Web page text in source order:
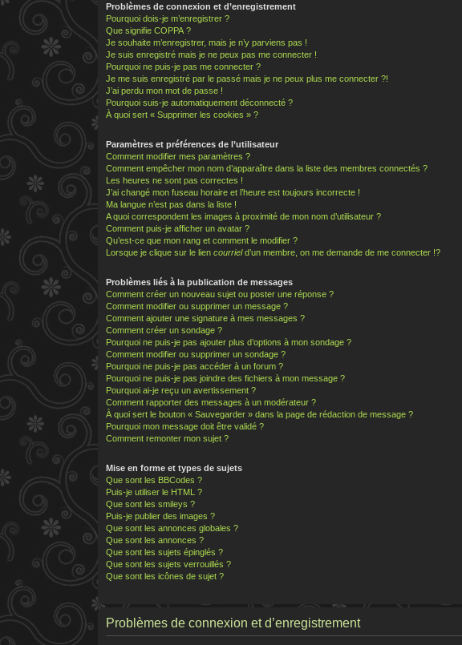
Problèmes de connexion et d’enregistrement
Pourquoi dois-je m’enregistrer ?
Que signifie COPPA ?
Je souhaite m’enregistrer, mais je n’y parviens pas !
Je suis enregistré mais je ne peux pas me connecter !
Pourquoi ne puis-je pas me connecter ?
Je me suis enregistré par le passé mais je ne peux plus me connecter ?!
J’ai perdu mon mot de passe !
Pourquoi suis-je automatiquement déconnecté ?
À quoi sert « Supprimer les cookies » ?
Paramètres et préférences de l’utilisateur
Comment modifier mes paramètres ?
Comment empêcher mon nom d’apparaître dans la liste des membres connectés ?
Les heures ne sont pas correctes !
J’ai changé mon fuseau horaire et l’heure est toujours incorrecte !
Ma langue n’est pas dans la liste !
A quoi correspondent les images à proximité de mon nom d’utilisateur ?
Comment puis-je afficher un avatar ?
Qu’est-ce que mon rang et comment le modifier ?
Lorsque je clique sur le lien courrield’un membre, on me demande de me connecter !?
Problèmes liés à la publication de messages
Comment créer un nouveau sujet ou poster une réponse ?
Comment modifier ou supprimer un message ?
Comment ajouter une signature à mes messages ?
Comment créer un sondage ?
Pourquoi ne puis-je pas ajouter plus d’options à mon sondage ?
Comment modifier ou supprimer un sondage ?
Pourquoi ne puis-je pas accéder à un forum ?
Pourquoi ne puis-je pas joindre des fichiers à mon message ?
Pourquoi ai-je reçu un avertissement ?
Comment rapporter des messages à un modérateur ?
À quoi sert le bouton « Sauvegarder » dans la page de rédaction de message ?
Pourquoi mon message doit être validé ?
Comment remonter mon sujet ?
Mise en forme et types de sujets
Que sont les BBCodes ?
Puis-je utiliser le HTML ?
Que sont les smileys ?
Puis-je publier des images ?
Que sont les annonces globales ?
Que sont les annonces ?
Que sont les sujets épinglés ?
Que sont les sujets verrouillés ?
Que sont les icônes de sujet ?
Problèmes de connexion et d’enregistrement